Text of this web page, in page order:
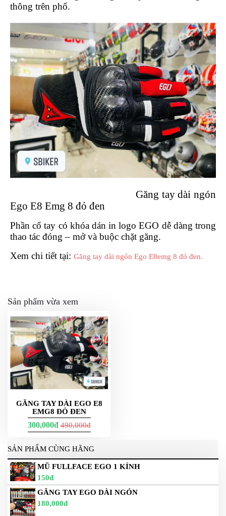
DẪN
thông trên phố.
Găng tay dài ngón
Ego E8 Emg 8 đỏ đen
Phần cổ tay có khóa dán in logo EGO dễ dàng trong
thao tác đóng – mở và buộc chặt găng.
Xem chi tiết tại: Găng tay dài ngón Ego E8emg 8 đỏ đen.
Sản phẩm vừa xem
GĂNG TAY DÀI EGO E8
EMG8 ĐỎ ĐEN
300,000đ490,000đ
SẢN PHẨM CÙNG HÃNG
MŨ FULLFACE EGO 1 KÍNH
150đ
GĂNG TAY EGO DÀI NGÓN
180,000đ